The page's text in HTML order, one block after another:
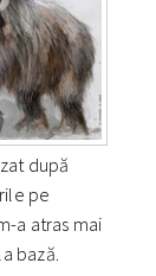
după
pe
a atras mai
bază.